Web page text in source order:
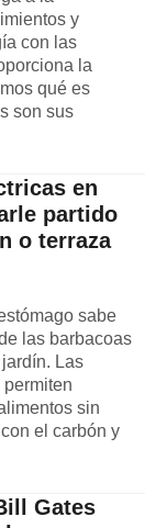
y
con las
la
qué es
son sus
en
partido
o terraza
sabe
las barbacoas
Las
sin
el carbón y
Gates